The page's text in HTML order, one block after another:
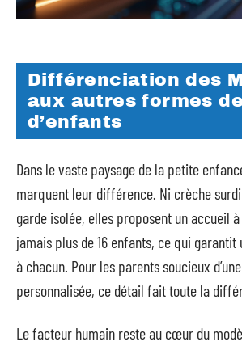
Différenciation des
aux autres formes
d’enfants
Dans le vaste paysage de la petite
marquent leur différence. Ni crèche
garde isolée, elles proposent un accueil
jamais plus de 16 enfants, ce qui
à chacun. Pour les parents soucieux
personnalisée, ce détail fait toute la
Le facteur humain reste au cœur du